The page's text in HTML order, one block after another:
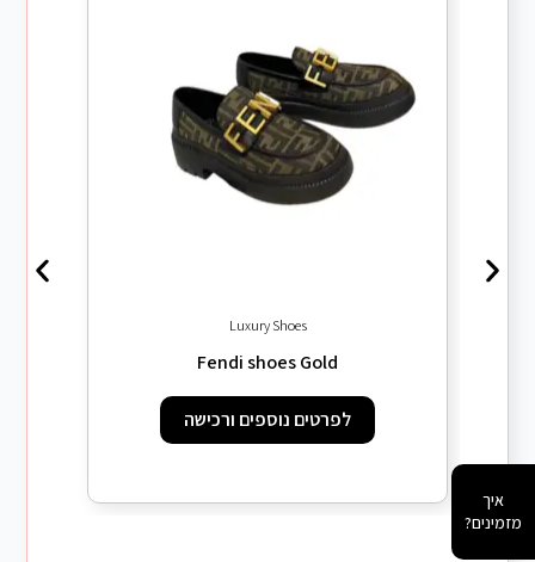
Luxury Shoes
Fendi shoes Gold
לפרטים נוספים ורכישה
איך
מזמינים?